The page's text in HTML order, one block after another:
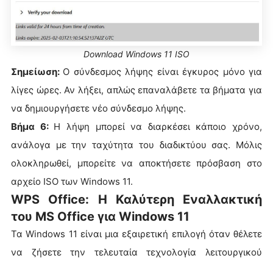
Download Windows 11 ISO
Σημείωση: Ο σύνδεσμος λήψης είναι έγκυρος μόνο για
λίγες ώρες. Αν λήξει, απλώς επαναλάβετε τα βήματα για
να δημιουργήσετε νέο σύνδεσμο λήψης.
Βήμα 6: Η λήψη μπορεί να διαρκέσει κάποιο χρόνο,
ανάλογα με την ταχύτητα του διαδικτύου σας. Μόλις
ολοκληρωθεί, μπορείτε να αποκτήσετε πρόσβαση στο
αρχείο ISO των Windows 11.
WPS Office: Η Καλύτερη Εναλλακτική
του MS Office για Windows 11
Τα Windows 11 είναι μια εξαιρετική επιλογή όταν θέλετε
να ζήσετε την τελευταία τεχνολογία λειτουργικού